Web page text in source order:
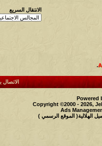
الانتقال السريع
.
الاتصال
Powered
Copyright ©2000 - 2026,
Ads
الهلالية( الموقع الرسمي )